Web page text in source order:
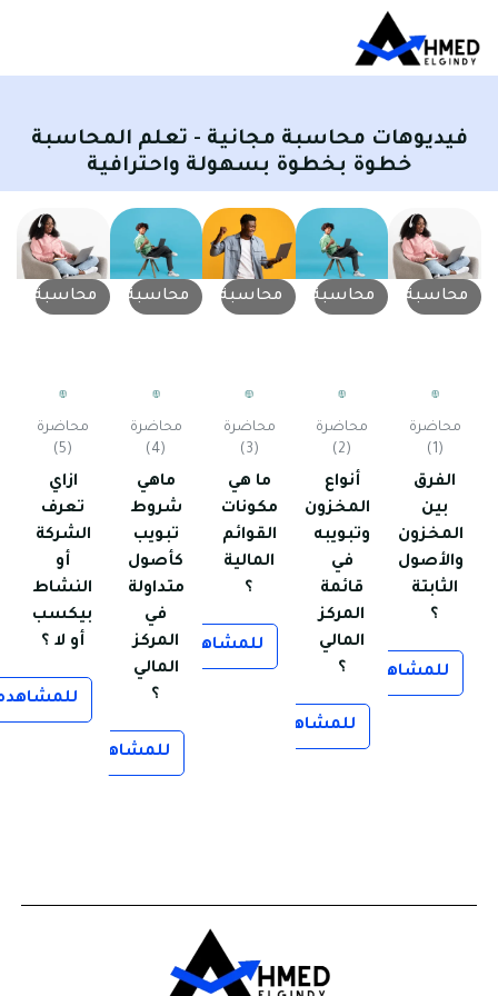
محاسبة مجانية - تعلم المحاسبة
خطوة بخطوة بسهولة واحترافية
محاضرة
الفرق
المخزون
والأصول
الثابتة
للمشاهده
محاسبة
محاضرة
المخزون
وتبويبه
قائمة
المركز
المالي
للمشاهده
محاسبة
محاضرة
ما هي
مكونات
القوائم
المالية
للمشاهده
محاسبة
محاضرة
ماهي
شروط
تبويب
كأصول
متداولة
المركز
المالي
للمشاهده
محاسبة
محاضرة
تعرف
الشركة
النشاط
بيكسب
أو لا ؟
للمشاهده